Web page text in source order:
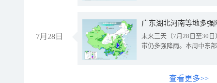
7月28日
广东湖北河南等地多
未来三天（7月28日至30
带仍多强降雨。本周中东
查看更多>>